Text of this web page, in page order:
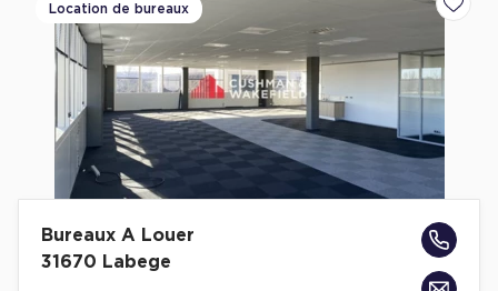
Location de bureaux
Bureaux A Louer
31670 Labege